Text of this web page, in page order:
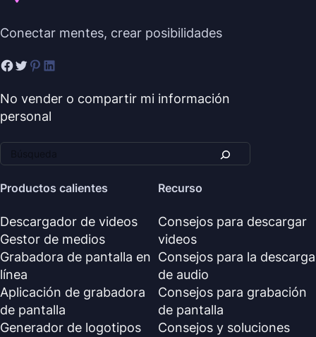
Conectar mentes, crear posibilidades
No vender o compartir mi información
personal
Productos calientes
Descargador de videos
Gestor de medios
Grabadora de pantalla en
línea
Aplicación de grabadora
de pantalla
Generador de logotipos
Recurso
Consejos para descargar
videos
Consejos para la descarga
de audio
Consejos para grabación
de pantalla
Consejos y soluciones